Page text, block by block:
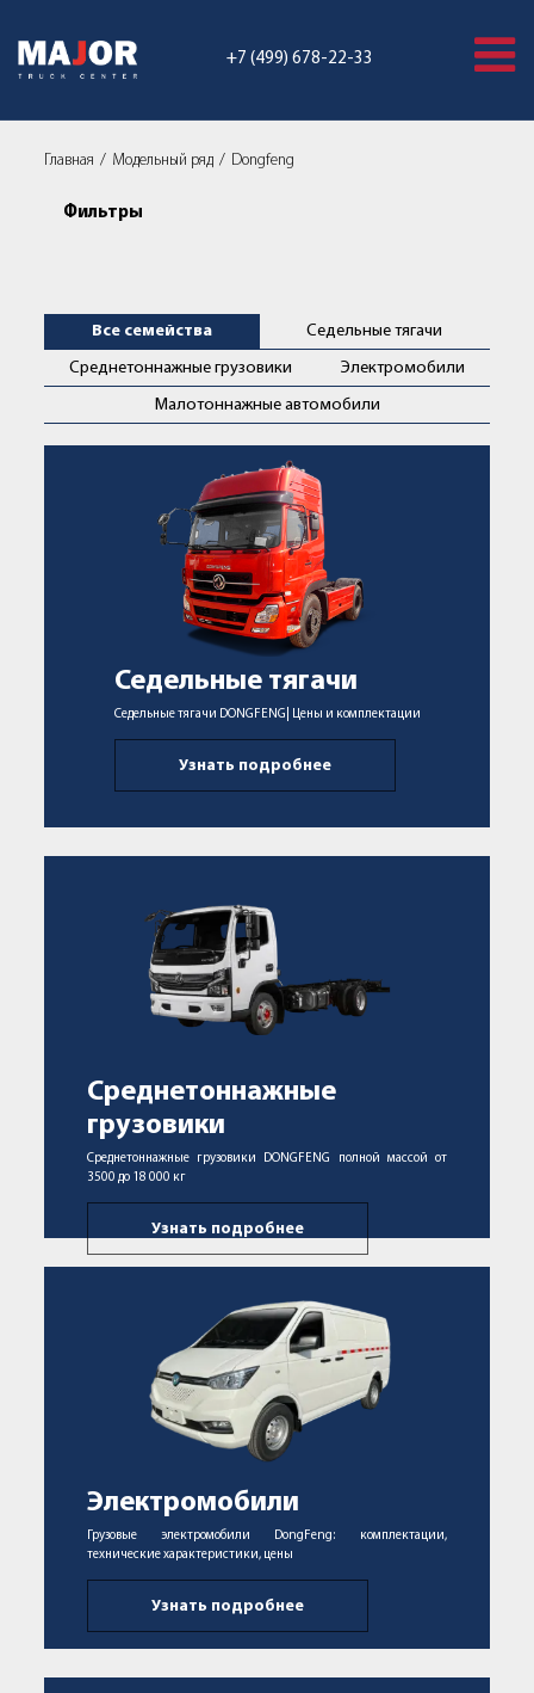
+7 (499) 678-22-33
Главная Модельный ряд Dongfeng
Фильтры
Все семейства Седельные тягачи
Среднетоннажные грузовики Электромобили
Малотоннажные автомобили
Седельные тягачи
Седельные тягачи DONGFENG| Цены и комплектации
Узнать подробнее
Среднетоннажные
грузовики
Среднетоннажные грузовики DONGFENG полной массой от
3500 до 18 000 кг
Узнать подробнее
Электромобили
Грузовые электромобили DongFeng: комплектации,
технические характеристики, цены
Узнать подробнее